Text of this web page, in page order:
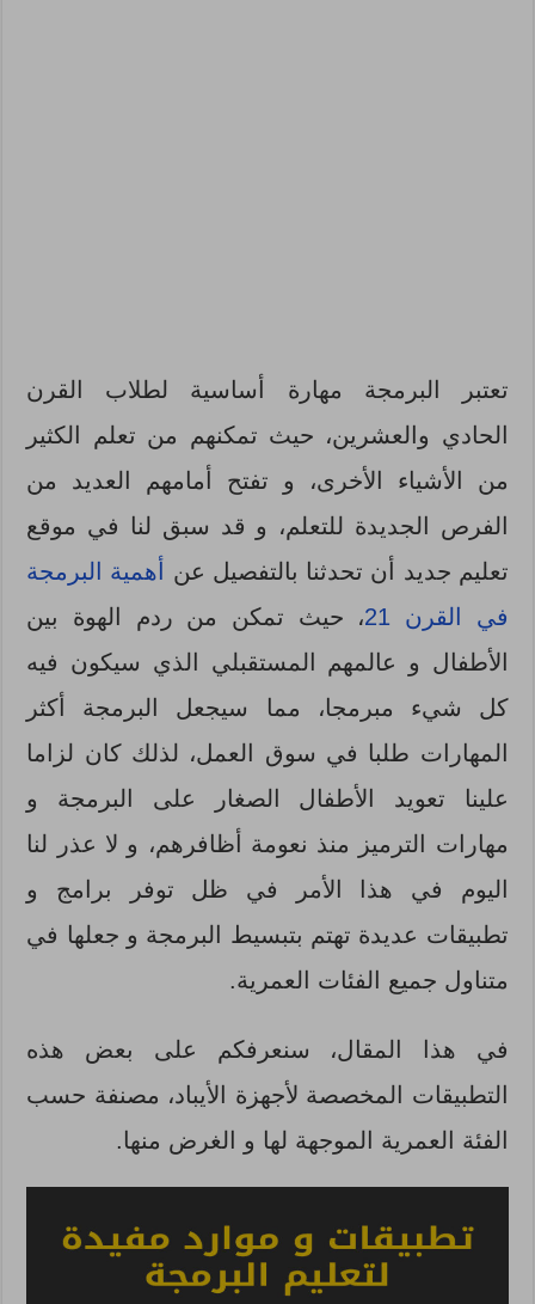
تعتبر البرمجة مهارة أساسية لطلاب القرن
الحادي والعشرين، حيث تمكنهم من تعلم الكثير
من الأشياء الأخرى، و تفتح أمامهم العديد من
الفرص الجديدة للتعلم، و قد سبق لنا في موقع
تعليم جديد أن تحدثنا بالتفصيل عن
أهمية البرمجة
في القرن 21
، حيث تمكن من ردم الهوة بين
الأطفال و عالمهم المستقبلي الذي سيكون فيه
كل شيء مبرمجا، مما سيجعل البرمجة أكثر
المهارات طلبا في سوق العمل، لذلك كان لزاما
علينا تعويد الأطفال الصغار على البرمجة و
مهارات الترميز منذ نعومة أظافرهم، و لا عذر لنا
اليوم في هذا الأمر في ظل توفر برامج و
تطبيقات عديدة تهتم بتبسيط البرمجة و جعلها في
متناول جميع الفئات العمرية.
في هذا المقال، سنعرفكم على بعض هذه
التطبيقات المخصصة لأجهزة الأيباد، مصنفة حسب
الفئة العمرية الموجهة لها و الغرض منها.